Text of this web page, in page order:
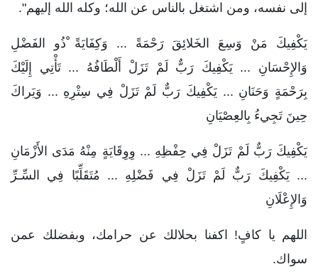
إلى نفسه، ومن اشتغل بالناس عن الله؛ وكله الله إليهم".
يَكْفِيكَ مَنْ وَسِعَ الخَلائِقَ رَحْمَةً ... وَكِفَايَةً ْذُو الفَضْلِ
وَالإِحْسَانِ ... يَكْفِيكَ رَبٌّ لَمْ تَزَلْ أَلْطَافُهُ ... تَأْتِي إِلَيْكَ
بِرَحْمَةٍ وَحَنَانِ ... يَكْفِيكَ رَبٌّ لَمْ تَزَلْ فِي سِتْرِهِ ... وَيَراكَ
حِينَ تَجِيءُ بِالعِصْيَانِ
يَكْفِيكَ رَبٌّ لَمْ تَزَلْ فِي حِفْظِهِ ... وِوِقَايَةٍ مِنْهُ مَدَى الأَزْمَانِ
... يَكْفِيكَ رَبٌّ لَمْ تَزَلْ فِي فَضْلِهِ ... مُتَقَلِّبًا فِي السِّـرِّ
وَالإِعْلَانِ
اللهم يا كافٍ! اكفنا بحلالك عن حرامك، وبفضلك عمن
سواك.